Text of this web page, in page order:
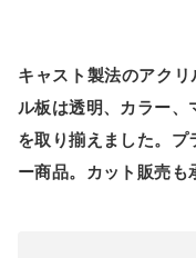
キャスト製法のアク
ル板は透明、カラー、
を取り揃えました。プ
ー商品。カット販売も